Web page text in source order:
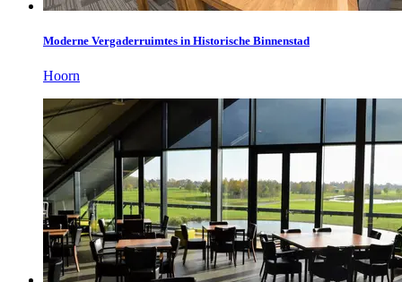
Moderne Vergaderruimtes in Historische Binnenstad
Hoorn